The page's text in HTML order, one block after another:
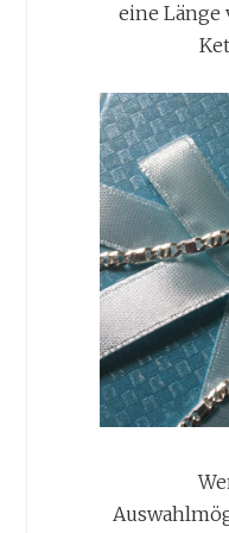
eine Länge